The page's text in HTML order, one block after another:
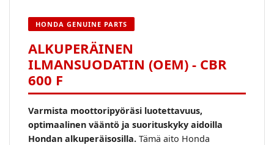
HONDA GENUINE PARTS
ALKUPERÄINEN
ILMANSUODATIN (OEM) - CBR
600 F
Varmista moottoripyöräsi luotettavuus,
optimaalinen vääntö ja suorituskyky aidoilla
Hondan alkuperäisosilla. Tämä aito Honda